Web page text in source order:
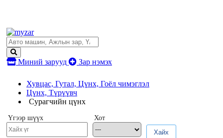
Миний зарууд Зар нэмэх
Хувцас, Гутал, Цүнх, Гоёл чимэглэл
Цүнх, Түрүүвч
Сурагчийн цүнх
Үгээр шүүх
Хот
Хайх